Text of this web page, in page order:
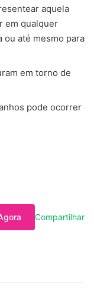
aquela
em qualquer
ou até mesmo para
em torno de
pode ocorrer
Compartilhar